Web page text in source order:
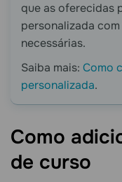
que as oferecidas
personalizada
necessárias.
Saiba mais: Como
personalizada.
Como
de curso